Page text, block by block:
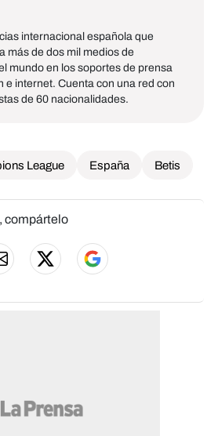
internacional española que
más de dos mil medios de
mundo en los soportes de prensa
e internet. Cuenta con una red con
de 60 nacionalidades.
League España Betis
compártelo